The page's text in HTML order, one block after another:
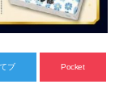
ブ Pocket